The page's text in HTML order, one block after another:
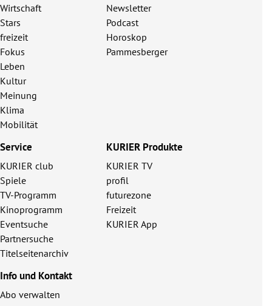
Wirtschaft
Stars
freizeit
Fokus
Leben
Kultur
Meinung
Klima
Mobilität
Newsletter
Podcast
Horoskop
Pammesberger
Service
KURIER club
Spiele
TV-Programm
Kinoprogramm
Eventsuche
Partnersuche
Titelseitenarchiv
KURIER Produkte
KURIER TV
profil
futurezone
Freizeit
KURIER App
Info und Kontakt
Abo verwalten